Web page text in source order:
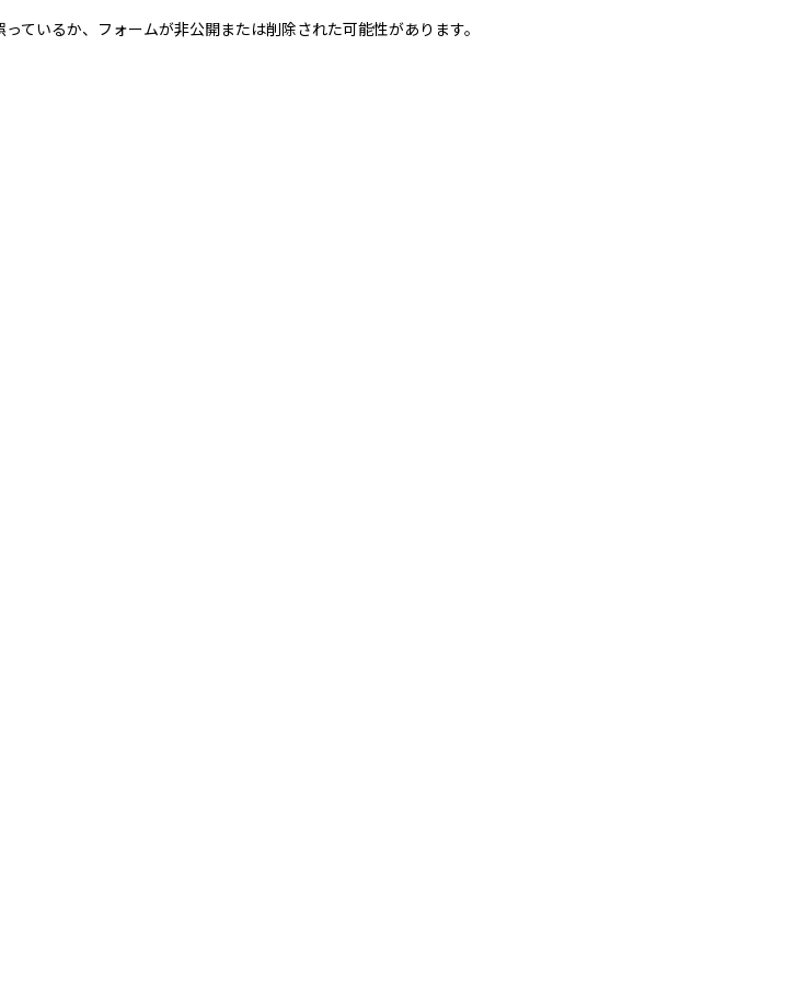
ているか、フォームが非公開または削除された可能性があります。